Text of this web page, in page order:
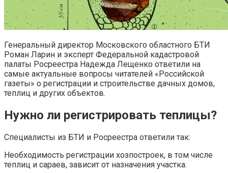
Генеральный директор Московского областного БТИ
Роман Ларин и эксперт Федеральной кадастровой
палаты Росреестра Надежда Лещенко ответили на
самые актуальные вопросы читателей «Российской
газеты» о регистрации и строительстве дачных домов,
теплиц и других объектов.
Нужно ли регистрировать теплицы?
Специалисты из БТИ и Росреестра ответили так:
Необходимость регистрации хозпостроек, в том числе
теплиц и сараев, зависит от назначения участка.